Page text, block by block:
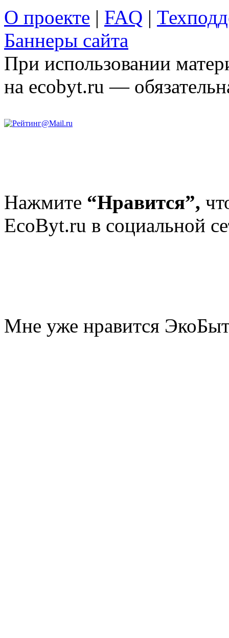
О проекте | FAQ |
Баннеры сайта
При использовании
на ecobyt.ru —
Нажмите “Нравится”,
EcoByt.ru в социальной
Мне уже нравится